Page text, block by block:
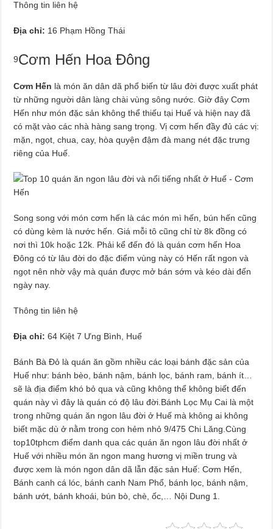
Thông tin liên hệ
Địa chỉ: 16 Phạm Hồng Thái
9Cơm Hến Hoa Đông
Cơm Hến là món ăn dân dã phổ biến từ lâu đời được xuất phát
từ những người dân làng chài vùng sông nước. Giờ đây Cơm
Hến như món đặc sản không thể thiếu tại Huế và hiện nay đã
có mặt vào các nhà hàng sang trọng. Vị cơm hến đầy đủ các vị:
mặn, ngọt, chua, cay, hòa quyện đậm đà mang nét đặc trưng
riêng của Huế.
Song song với món cơm hến là các món mì hến, bún hến cũng
có dùng kèm là nước hến. Giá mỗi tô cũng chỉ từ 8k đồng có
nơi thì 10k hoặc 12k. Phải kể đến đó là quán cơm hến Hoa
Đông có từ lâu đời do đặc điểm vùng này có Hến rất ngon và
ngọt nên nhờ vậy mà quán được mở bán sớm và kéo dài đến
ngày nay.
Thông tin liên hệ
Địa chỉ: 64 Kiệt 7 Ưng Bình, Huế
Bánh Bà Đỏ là quán ăn gồm nhiều các loại bánh đặc sản của
Huế như: bánh bèo, bánh nậm, bánh lọc, bánh ram, bánh ít…
sẽ là địa điểm khó bỏ qua và cũng không thể không biết đến
quán này vì đây là quán có độ lâu đời.Bánh Lọc Mụ Cai là một
trong những quán ăn ngon lâu đời ở Huế mà không ai không
biết mặc dù ở nằm trong con hẻm nhỏ 9/475 Chi Lăng.Cùng
top10tphcm điểm danh qua các quán ăn ngon lâu đời nhất ở
Huế với nhiều món ăn ngon mang hương vị miền trung và
được xem là món ngon dân dã lẫn đặc sản Huế: Cơm Hến,
Bánh canh cá lóc, bánh canh Nam Phổ, bánh lọc, bánh nậm,
bánh ướt, bánh khoái, bún bò, chè, ốc,… Nội Dung 1.